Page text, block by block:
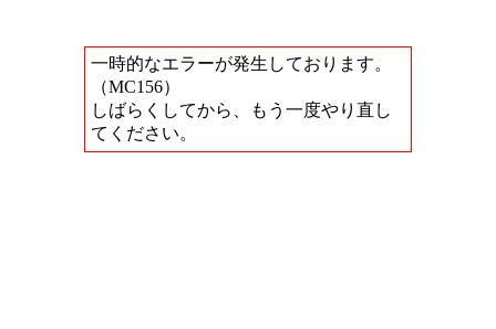
一時的なエラーが発生しております。
（MC156）
しばらくしてから、もう一度やり直し
てください。